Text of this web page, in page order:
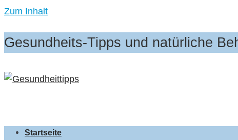
Zum Inhalt
Gesundheits-Tipps und natürliche
Startseite